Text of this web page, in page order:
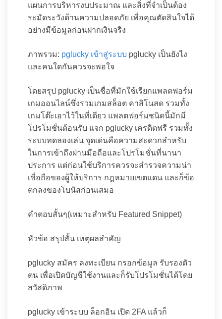
แผนการบริหารงบประมาณ และสิ่งที่จำเป็นต้อง
ระมัดระวังด้านความปลอดภัย เพื่อคุณตัดสินใจได้
อย่างมีข้อมูลก่อนฝากเงินจริง
ภาพรวม: pglucky เข้าสู่ระบบ pglucky เป็นยังไง
และคนใดกันควรจะพอใจ
โดยสรุป pglucky เป็นชื่อที่มักใช้เรียกแพลตฟอร์ม
เกมออนไลน์ซึ่งรวมเกมสล็อต คาสิโนสด รวมทั้ง
เกมโต๊ะเอาไว้ในที่เดียว แพลตฟอร์มชนิดนี้มักมี
โปรโมชั่นต้อนรับ แจก pglucky เครดิตฟรี รวมทั้ง
ระบบทดลองเล่น จุดเด่นคือความสะดวกสำหรับ
ในการเข้าถึงผ่านมือถือและโปรโมชั่นที่นานา
ประการ แต่ก่อนใช้บริการควรจะสำรวจความน่า
เชื่อถือของผู้ให้บริการ กฎหมายเขตแดน และก็ข้อ
ตกลงของโบนัสก่อนเสมอ
คำตอบสั้นๆ(เหมาะสำหรับ Featured Snippet)
หัวข้อ สรุปสั้น เหตุผลสำคัญ
pglucky สมัคร ลงทะเบียน กรอกข้อมูล รับรองตัว
ตน เพื่อเปิดบัญชีใช้งานและก็รับโปรโมชั่นได้โดย
สวัสดิภาพ
pglucky เข้าระบบ ล็อกอิน เปิด 2FA แล้วก็